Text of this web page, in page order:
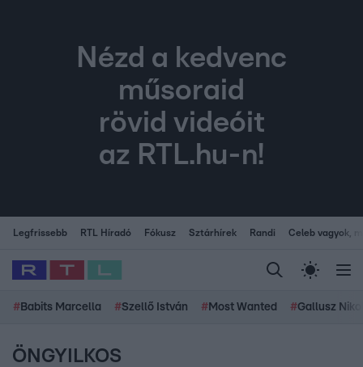
Nézd a kedvenc
műsoraid
rövid videóit
az RTL.hu-n!
Legfrissebb RTL Híradó Fókusz Sztárhírek Randi Celeb vagyok,
# Babits Marcella #Szellő István # Most Wanted #Gallusz
ÖNGYILKOS